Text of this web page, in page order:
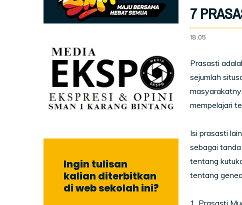
7
18.05
Prasasti
sejumlah
mempelajari
Isi prasasti
sebagai
tentang
tentang
1. Prasasti
Ingin tulisan
kalian diterbitkan
di web sekolah ini?